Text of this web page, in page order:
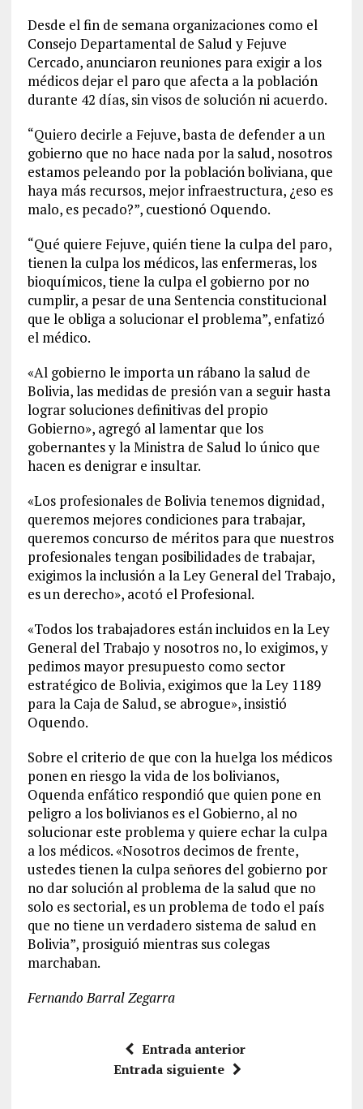
Desde el fin de semana organizaciones como el
Consejo Departamental de Salud y Fejuve
Cercado, anunciaron reuniones para exigir a los
médicos dejar el paro que afecta a la población
durante 42 días, sin visos de solución ni acuerdo.
“Quiero decirle a Fejuve, basta de defender a un
gobierno que no hace nada por la salud, nosotros
estamos peleando por la población boliviana, que
haya más recursos, mejor infraestructura, ¿eso es
malo, es pecado?”, cuestionó Oquendo.
“Qué quiere Fejuve, quién tiene la culpa del paro,
tienen la culpa los médicos, las enfermeras, los
bioquímicos, tiene la culpa el gobierno por no
cumplir, a pesar de una Sentencia constitucional
que le obliga a solucionar el problema”, enfatizó
el médico.
«Al gobierno le importa un rábano la salud de
Bolivia, las medidas de presión van a seguir hasta
lograr soluciones definitivas del propio
Gobierno», agregó al lamentar que los
gobernantes y la Ministra de Salud lo único que
hacen es denigrar e insultar.
«Los profesionales de Bolivia tenemos dignidad,
queremos mejores condiciones para trabajar,
queremos concurso de méritos para que nuestros
profesionales tengan posibilidades de trabajar,
exigimos la inclusión a la Ley General del Trabajo,
es un derecho», acotó el Profesional.
«Todos los trabajadores están incluidos en la Ley
General del Trabajo y nosotros no, lo exigimos, y
pedimos mayor presupuesto como sector
estratégico de Bolivia, exigimos que la Ley 1189
para la Caja de Salud, se abrogue», insistió
Oquendo.
Sobre el criterio de que con la huelga los médicos
ponen en riesgo la vida de los bolivianos,
Oquenda enfático respondió que quien pone en
peligro a los bolivianos es el Gobierno, al no
solucionar este problema y quiere echar la culpa
a los médicos. «Nosotros decimos de frente,
ustedes tienen la culpa señores del gobierno por
no dar solución al problema de la salud que no
solo es sectorial, es un problema de todo el país
que no tiene un verdadero sistema de salud en
Bolivia”, prosiguió mientras sus colegas
marchaban.
Fernando Barral Zegarra
Entrada anterior
Entrada siguiente